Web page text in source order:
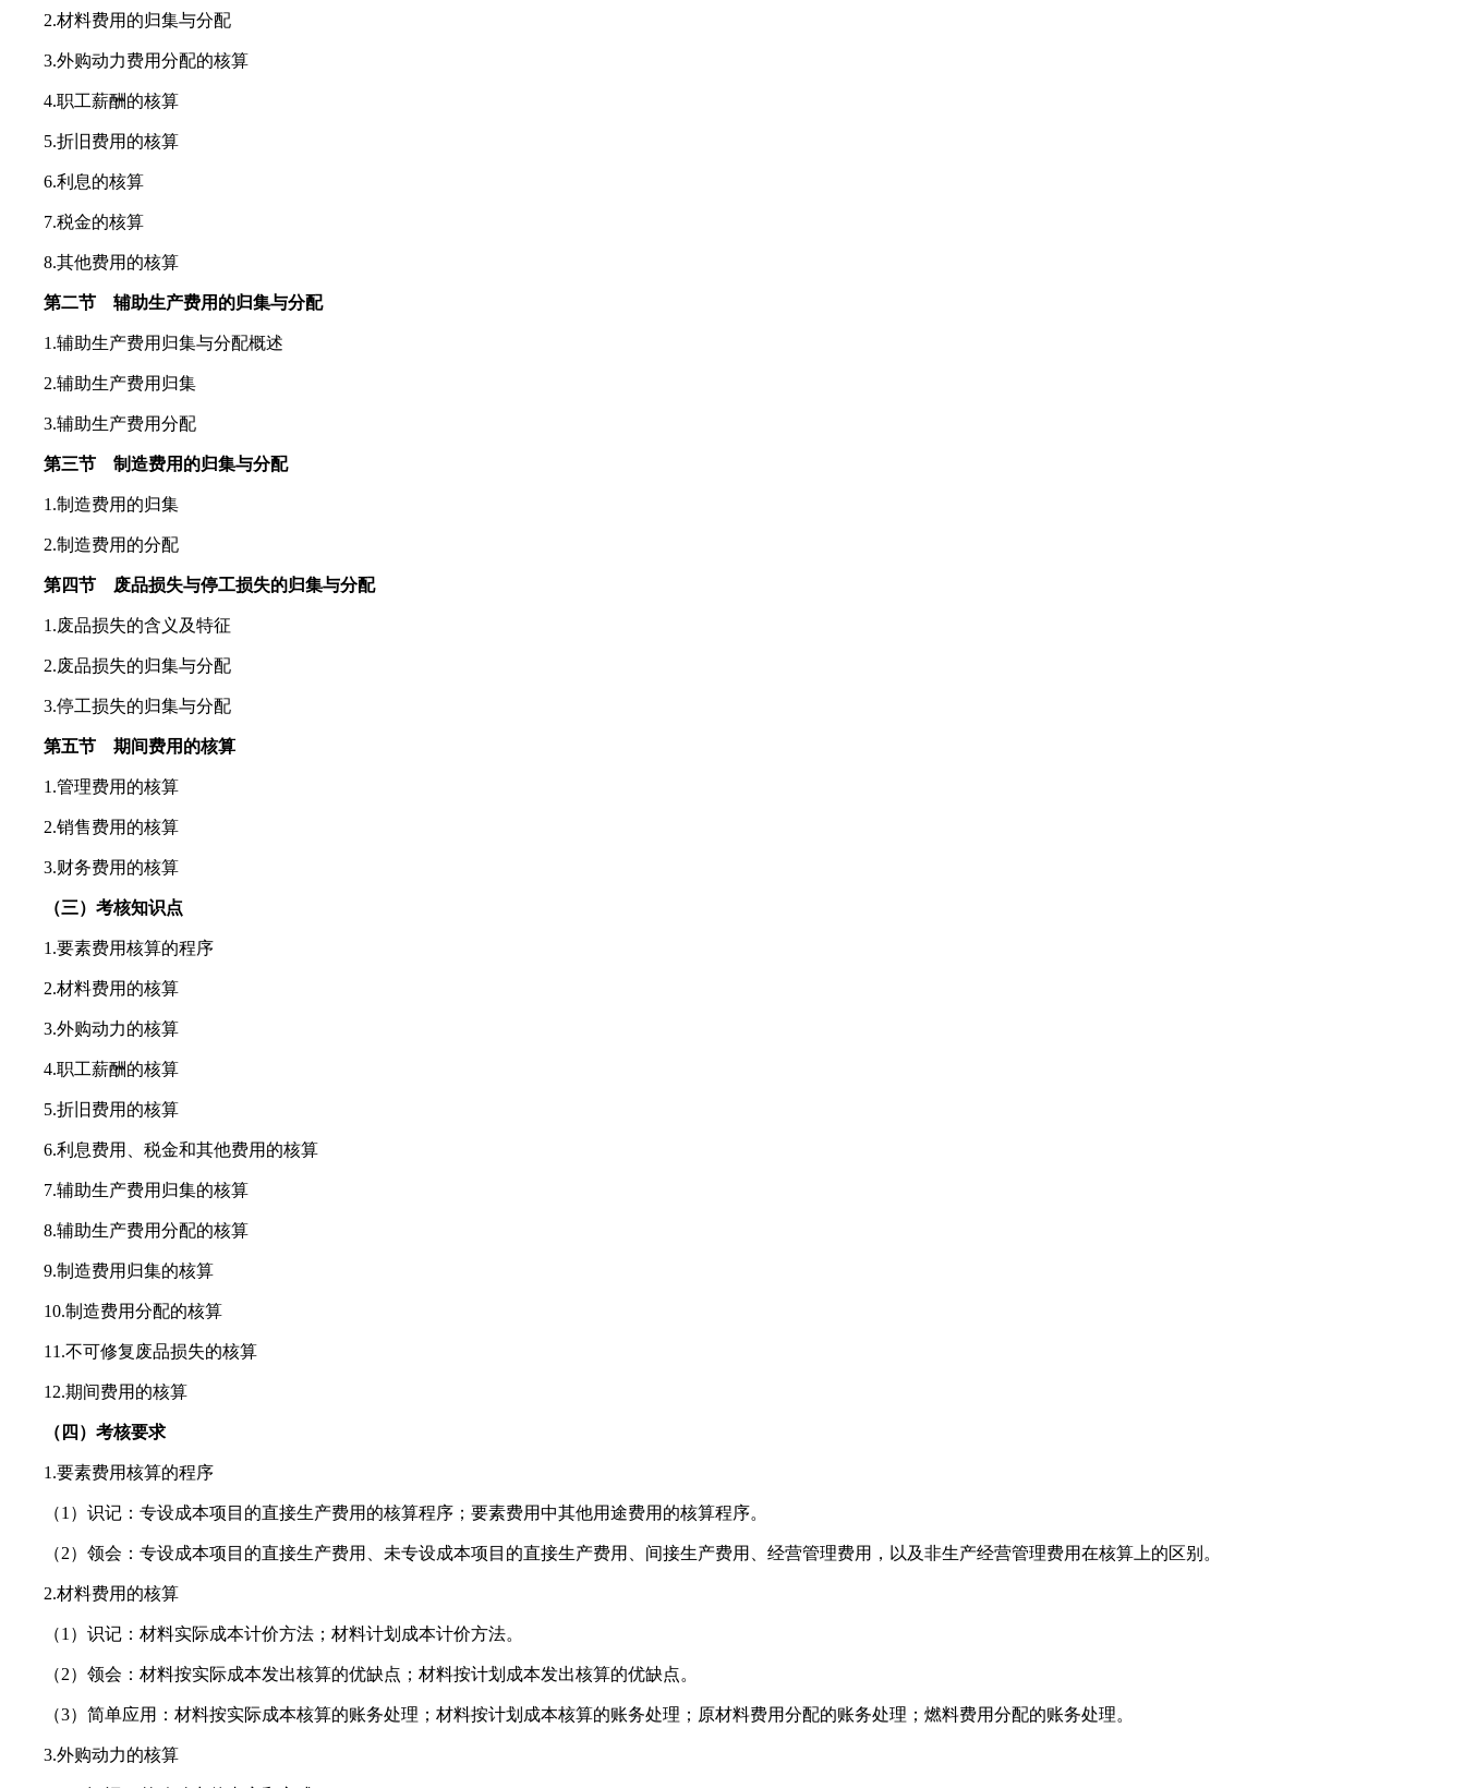
2.材料费用的归集与分配
3.外购动力费用分配的核算
4.职工薪酬的核算
5.折旧费用的核算
6.利息的核算
7.税金的核算
8.其他费用的核算
第二节 辅助生产费用的归集与分配
1.辅助生产费用归集与分配概述
2.辅助生产费用归集
3.辅助生产费用分配
第三节 制造费用的归集与分配
1.制造费用的归集
2.制造费用的分配
第四节 废品损失与停工损失的归集与分配
1.废品损失的含义及特征
2.废品损失的归集与分配
3.停工损失的归集与分配
第五节 期间费用的核算
1.管理费用的核算
2.销售费用的核算
3.财务费用的核算
（三）考核知识点
1.要素费用核算的程序
2.材料费用的核算
3.外购动力的核算
4.职工薪酬的核算
5.折旧费用的核算
6.利息费用、税金和其他费用的核算
7.辅助生产费用归集的核算
8.辅助生产费用分配的核算
9.制造费用归集的核算
10.制造费用分配的核算
11.不可修复废品损失的核算
12.期间费用的核算
（四）考核要求
1.要素费用核算的程序
（1）识记：专设成本项目的直接生产费用的核算程序；要素费用中其他用途费用的核算程序。
（2）领会：专设成本项目的直接生产费用、未专设成本项目的直接生产费用、间接生产费用、经营管理费用，以及非生产经营管理费用在核算上的区别。
2.材料费用的核算
（1）识记：材料实际成本计价方法；材料计划成本计价方法。
（2）领会：材料按实际成本发出核算的优缺点；材料按计划成本发出核算的优缺点。
（3）简单应用：材料按实际成本核算的账务处理；材料按计划成本核算的账务处理；原材料费用分配的账务处理；燃料费用分配的账务处理。
3.外购动力的核算